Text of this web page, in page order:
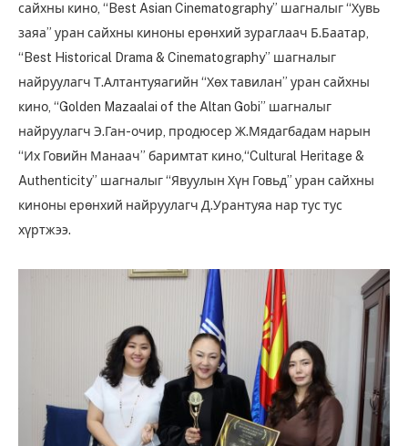
сайхны кино, “Best Asian Cinematography” шагналыг“Хувь
заяа” уран сайхны киноны ерөнхий зураглаач Б.Баатар,
“ Best Historical Drama & Cinematography” шагналыг
найруулагч Т.Алтантуяагийн “Хөх тавилан” уран сайхны
кино, “Golden Mazaalai of the Altan Gobi” шагналыг
найруулагч Э.Ган-очир, продюсер Ж.Мядагбадам нарын
“Их Говийн Манаач” баримтат кино,“Cultural Heritage &
Authenticity” шагналыг“Явуулын Хүн Говьд” уран сайхны
киноны ерөнхий найруулагч Д.Урантуяа нар тус тус
хүртжээ.